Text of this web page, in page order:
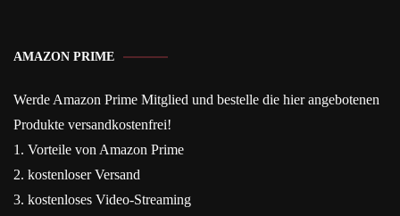
AMAZON PRIME
Werde Amazon Prime Mitglied und bestelle die hier angebotenen
Produkte versandkostenfrei!
1. Vorteile von Amazon Prime
2. kostenloser Versand
3. kostenloses Video-Streaming